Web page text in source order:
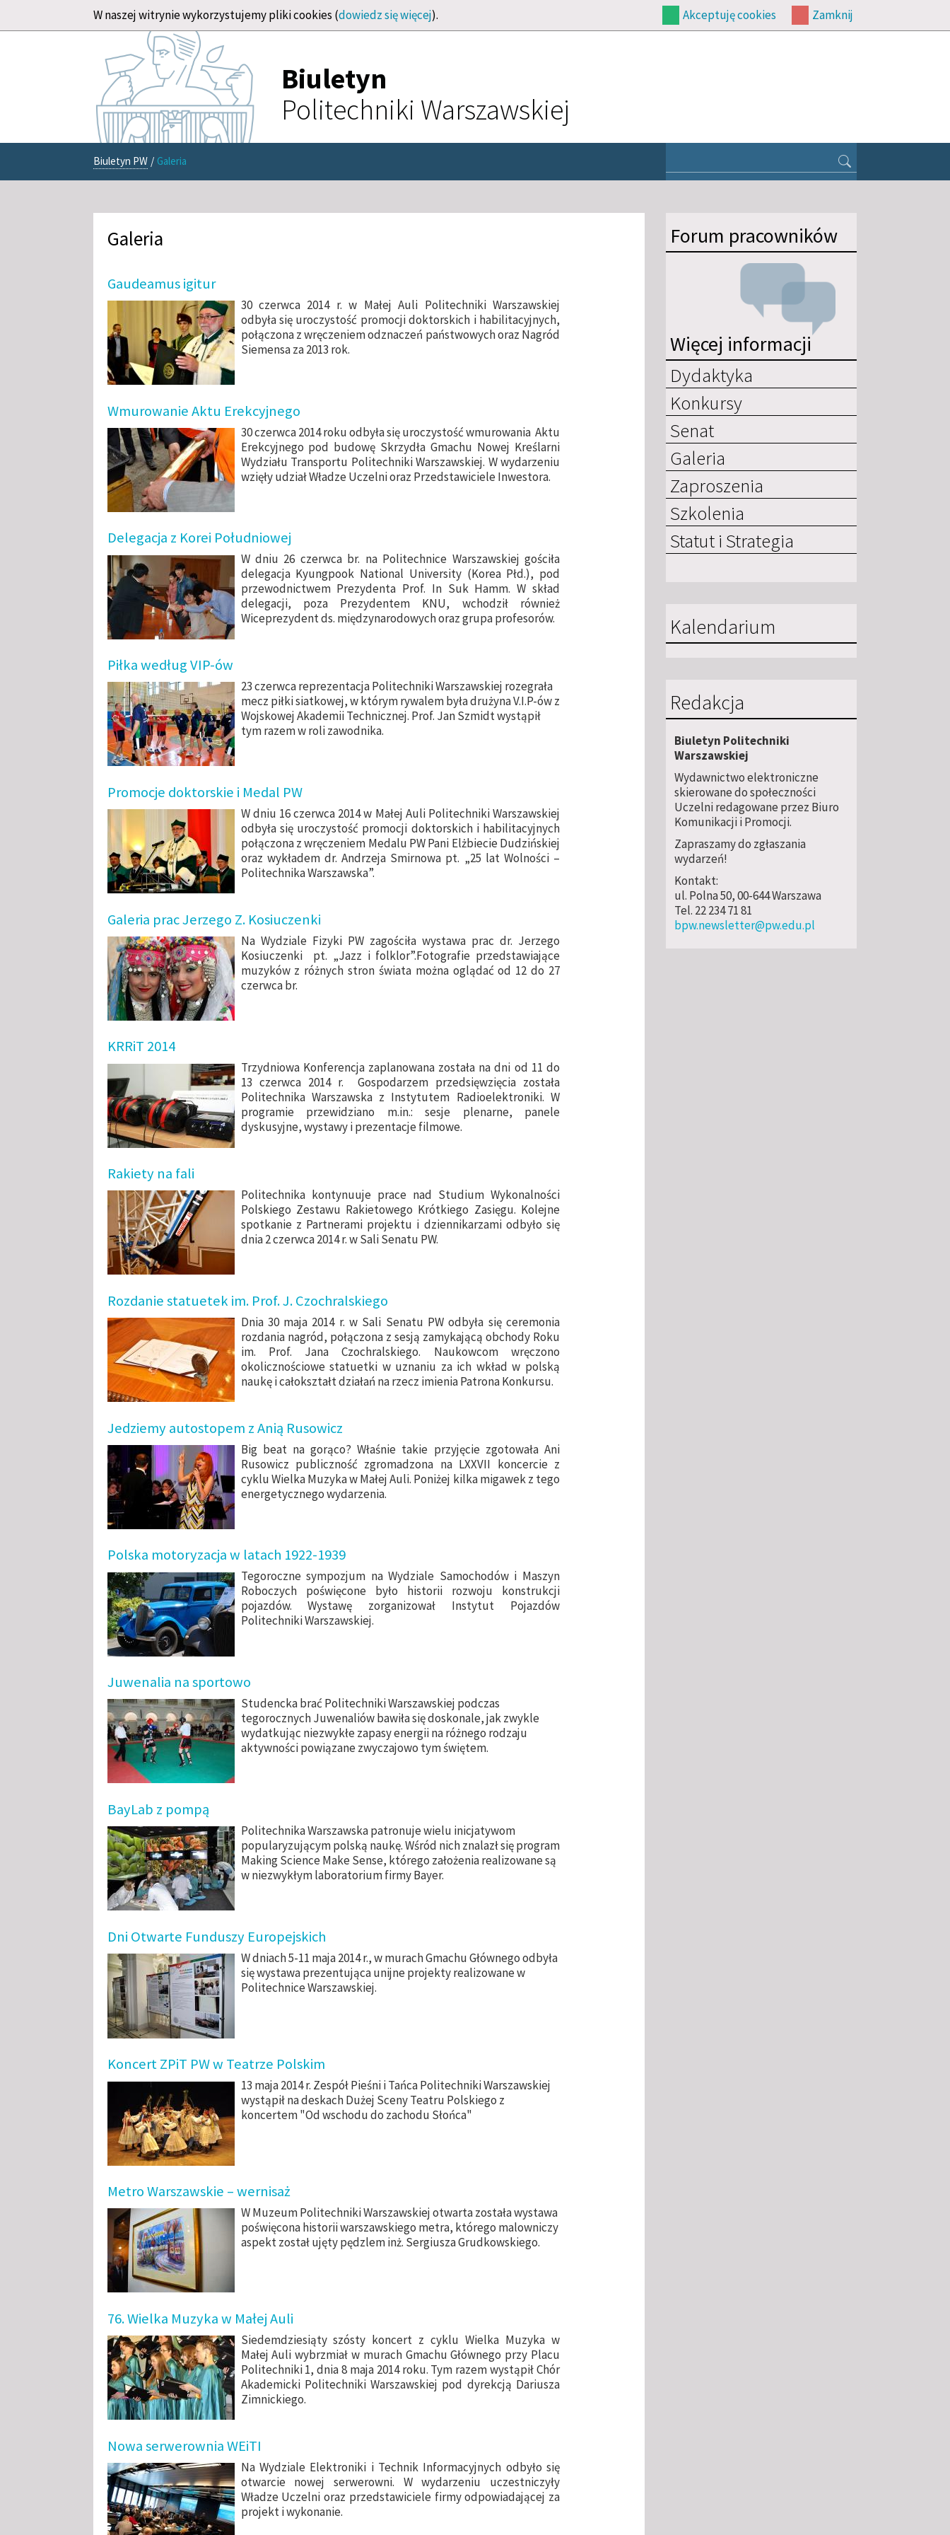
W naszej witrynie wykorzystujemy pliki cookies (dowiedz się więcej). Akceptuję cookies Zamknij
Biuletyn
Politechniki Warszawskiej
Biuletyn PW / Galeria
Galeria
Gaudeamus igitur
30 czerwca 2014 r. w Małej Auli Politechniki Warszawskiej
odbyła się uroczystość promocji doktorskich i habilitacyjnych,
połączona z wręczeniem odznaczeń państwowych oraz Nagród
Siemensa za 2013 rok.
Wmurowanie Aktu Erekcyjnego
30 czerwca 2014 roku odbyła się uroczystość wmurowania Aktu
Erekcyjnego pod budowę Skrzydła Gmachu Nowej Kreślarni
Wydziału Transportu Politechniki Warszawskiej. W wydarzeniu
wzięły udział Władze Uczelni oraz Przedstawiciele Inwestora.
Delegacja z Korei Południowej
W dniu 26 czerwca br. na Politechnice Warszawskiej gościła
delegacja Kyungpook National University (Korea Płd.), pod
przewodnictwem Prezydenta Prof. In Suk Hamm. W skład
delegacji, poza Prezydentem KNU, wchodził również
Wiceprezydent ds. międzynarodowych oraz grupa profesorów.
Piłka według VIP-ów
23 czerwca reprezentacja Politechniki Warszawskiej rozegrała
mecz piłki siatkowej, w którym rywalem była drużyna V.I.P-ów z
Wojskowej Akademii Technicznej. Prof. Jan Szmidt wystąpił
tym razem w roli zawodnika.
Promocje doktorskie i Medal PW
W dniu 16 czerwca 2014 w Małej Auli Politechniki Warszawskiej
odbyła się uroczystość promocji doktorskich i habilitacyjnych
połączona z wręczeniem Medalu PW Pani Elżbiecie Dudzińskiej
oraz wykładem dr. Andrzeja Smirnowa pt. „25 lat Wolności –
Politechnika Warszawska”.
Galeria prac Jerzego Z. Kosiuczenki
Na Wydziale Fizyki PW zagościła wystawa prac dr. Jerzego
Kosiuczenki pt. „Jazz i folklor”.Fotografie przedstawiające
muzyków z różnych stron świata można oglądać od 12 do 27
czerwca br.
KRRiT 2014
Trzydniowa Konferencja zaplanowana została na dni od 11 do
13 czerwca 2014 r. Gospodarzem przedsięwzięcia została
Politechnika Warszawska z Instytutem Radioelektroniki. W
programie przewidziano m.in.: sesje plenarne, panele
dyskusyjne, wystawy i prezentacje filmowe.
Rakiety na fali
Politechnika kontynuuje prace nad Studium Wykonalności
Polskiego Zestawu Rakietowego Krótkiego Zasięgu. Kolejne
spotkanie z Partnerami projektu i dziennikarzami odbyło się
dnia 2 czerwca 2014 r. w Sali Senatu PW.
Rozdanie statuetek im. Prof. J. Czochralskiego
Dnia 30 maja 2014 r. w Sali Senatu PW odbyła się ceremonia
rozdania nagród, połączona z sesją zamykającą obchody Roku
im. Prof. Jana Czochralskiego. Naukowcom wręczono
okolicznościowe statuetki w uznaniu za ich wkład w polską
naukę i całokształt działań na rzecz imienia Patrona Konkursu.
Jedziemy autostopem z Anią Rusowicz
Big beat na gorąco? Właśnie takie przyjęcie zgotowała Ani
Rusowicz publiczność zgromadzona na LXXVII koncercie z
cyklu Wielka Muzyka w Małej Auli. Poniżej kilka migawek z tego
energetycznego wydarzenia.
Polska motoryzacja w latach 1922-1939
Tegoroczne sympozjum na Wydziale Samochodów i Maszyn
Roboczych poświęcone było historii rozwoju konstrukcji
pojazdów. Wystawę zorganizował Instytut Pojazdów
Politechniki Warszawskiej.
Juwenalia na sportowo
Studencka brać Politechniki Warszawskiej podczas
tegorocznych Juwenaliów bawiła się doskonale, jak zwykle
wydatkując niezwykłe zapasy energii na różnego rodzaju
aktywności powiązane zwyczajowo tym świętem.
BayLab z pompą
Politechnika Warszawska patronuje wielu inicjatywom
popularyzującym polską naukę. Wśród nich znalazł się program
Making Science Make Sense, którego założenia realizowane są
w niezwykłym laboratorium firmy Bayer.
Dni Otwarte Funduszy Europejskich
W dniach 5-11 maja 2014 r., w murach Gmachu Głównego odbyła
się wystawa prezentująca unijne projekty realizowane w
Politechnice Warszawskiej.
Koncert ZPiT PW w Teatrze Polskim
13 maja 2014 r. Zespół Pieśni i Tańca Politechniki Warszawskiej
wystąpił na deskach Dużej Sceny Teatru Polskiego z
koncertem "Od wschodu do zachodu Słońca"
Metro Warszawskie – wernisaż
W Muzeum Politechniki Warszawskiej otwarta została wystawa
poświęcona historii warszawskiego metra, którego malowniczy
aspekt został ujęty pędzlem inż. Sergiusza Grudkowskiego.
76. Wielka Muzyka w Małej Auli
Siedemdziesiąty szósty koncert z cyklu Wielka Muzyka w
Małej Auli wybrzmiał w murach Gmachu Głównego przy Placu
Politechniki 1, dnia 8 maja 2014 roku. Tym razem wystąpił Chór
Akademicki Politechniki Warszawskiej pod dyrekcją Dariusza
Zimnickiego.
Nowa serwerownia WEiTI
Na Wydziale Elektroniki i Technik Informacyjnych odbyło się
otwarcie nowej serwerowni. W wydarzeniu uczestniczyły
Władze Uczelni oraz przedstawiciele firmy odpowiadającej za
projekt i wykonanie.
Forum pracowników
Więcej informacji
Dydaktyka
Konkursy
Senat
Galeria
Zaproszenia
Szkolenia
Statut i Strategia
Kalendarium
Redakcja
Biuletyn Politechniki
Warszawskiej
Wydawnictwo elektroniczne
skierowane do społeczności
Uczelni redagowane przez Biuro
Komunikacji i Promocji.
Zapraszamy do zgłaszania
wydarzeń!
Kontakt:
ul. Polna 50, 00-644 Warszawa
Tel. 22 234 71 81
bpw.newsletter@pw.edu.pl